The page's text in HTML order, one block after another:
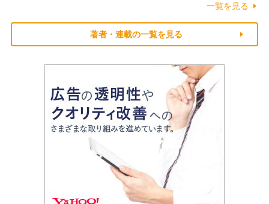
一覧を見る
著者・連載の一覧を見る